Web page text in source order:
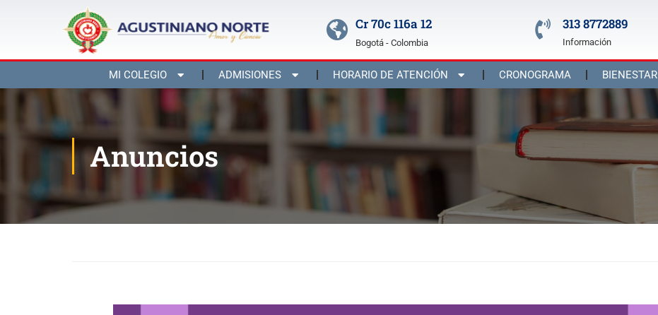
Cr 70c 116a 12
Bogotá - Colombia
313 8772889
Información
MI COLEGIO ADMISIONES HORARIO DE ATENCIÓN CRONOGRAMA BIENESTAR
Anuncios